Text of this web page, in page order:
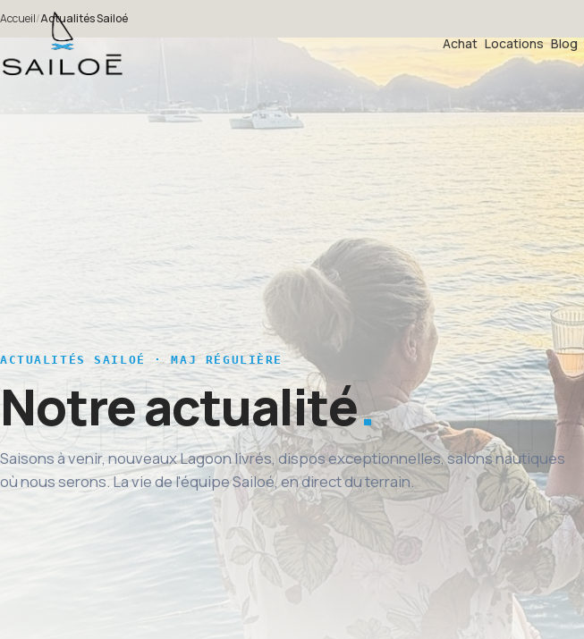
Achat Locations Blog
Accueil/Actualités Sailoé
ACTUALITÉS SAILOÉ · MAJ RÉGULIÈRE
Notre actualité
Saisons à venir, nouveaux Lagoon livrés, dispos exceptionnelles, salons nautiques
où nous serons. La vie de l'équipe Sailoé, en direct du terrain.